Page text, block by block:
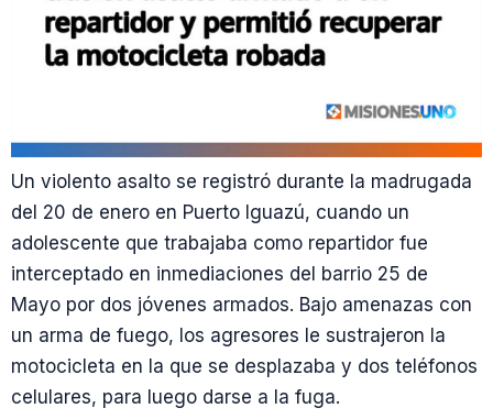
Un violento asalto se registró durante la madrugada
del 20 de enero en Puerto Iguazú, cuando un
adolescente que trabajaba como repartidor fue
interceptado en inmediaciones del barrio 25 de
Mayo por dos jóvenes armados. Bajo amenazas con
un arma de fuego, los agresores le sustrajeron la
motocicleta en la que se desplazaba y dos teléfonos
celulares, para luego darse a la fuga.